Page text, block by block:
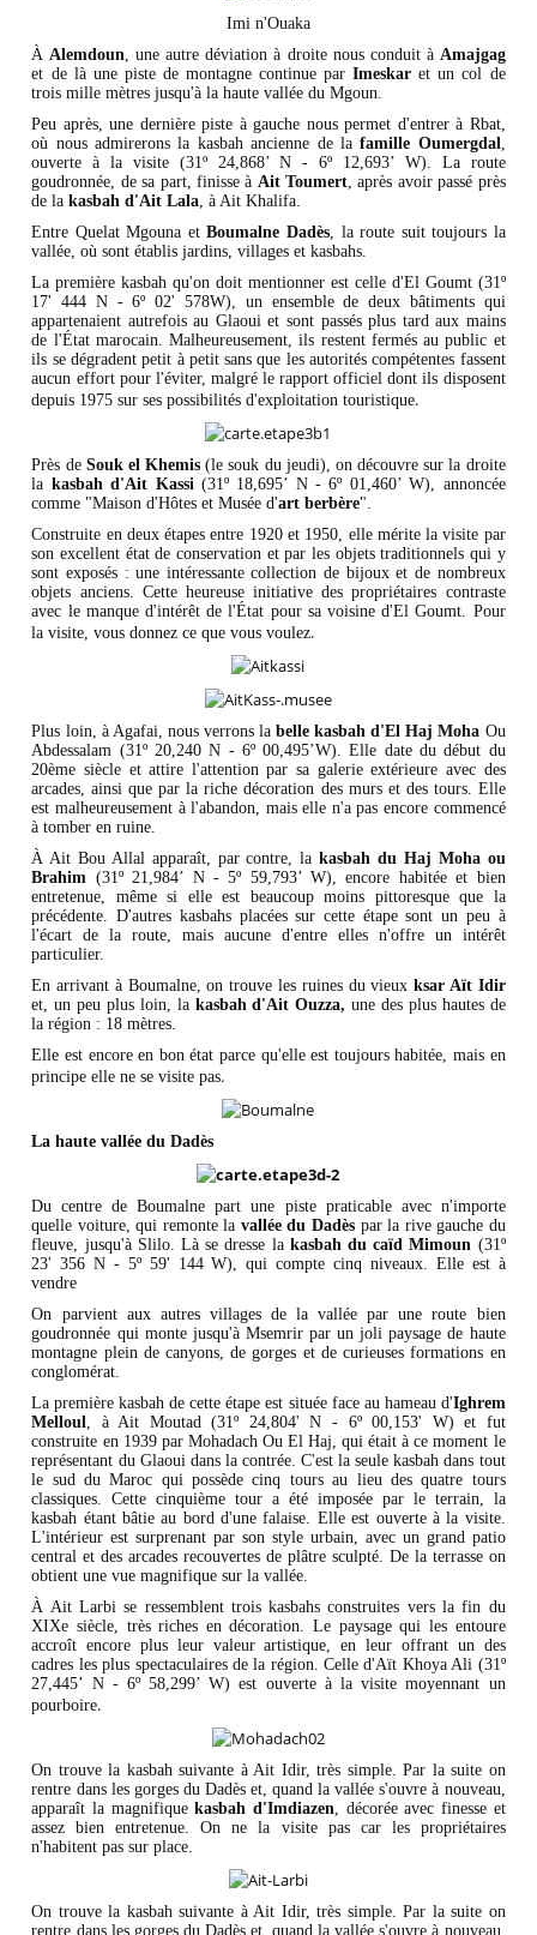
Imi n'Ouaka
ÀAlemdoun, une autre déviation à droite nous conduit à Amajgag
et de là une piste de montagne continue parImeskar et un col de
trois mille mètres jusqu'à la haute vallée du Mgoun.
Peu après, une dernière piste à gauche nous permet d'entrer à Rbat,
où nous admirerons la kasbah ancienne de lafamille Oumergdal,
ouverte à la visite (31º 24,868’ N - 6º 12,693’ W). La route
goudronnée, de sa part, finisse à Ait Toumert, après avoir passé près
de lakasbah d'Ait Lala, à Ait Khalifa.
Entre Quelat Mgouna etBoumalne Dadès, la route suit toujours la
vallée, où sont établis jardins, villages et kasbahs.
La première kasbah qu'on doit mentionner est celle d'El Goumt (31º
17' 444 N - 6º 02' 578W), un ensemble de deux bâtiments qui
appartenaient autrefois au Glaoui et sont passés plus tard aux mains
de l'État marocain. Malheureusement, ils restent fermés au public et
ils se dégradent petit à petit sans que les autorités compétentes fassent
aucun effort pour l'éviter, malgré le rapport officiel dont ils disposent
depuis 1975 sur ses possibilités d'exploitation touristique.
Près de Souk el Khemis (le souk du jeudi), on découvre sur la droite
la kasbah d'Ait Kassi (31º 18,695’ N - 6º 01,460’ W), annoncée
comme "Maison d'Hôtes et Musée d'art berbère".
Construite en deux étapes entre 1920 et 1950, elle mérite la visite par
son excellent état de conservation et par les objets traditionnels qui y
sont exposés : une intéressante collection de bijoux et de nombreux
objets anciens. Cette heureuse initiative des propriétaires contraste
avec le manque d'intérêt de l'État pour sa voisine d'El Goumt. Pour
la visite, vous donnez ce que vous voulez.
Plus loin, à Agafai, nous verrons labelle kasbah d'El Haj Moha Ou
Abdessalam (31º 20,240 N - 6º 00,495’W). Elle date du début du
20ème siècle et attire l'attention par sa galerie extérieure avec des
arcades, ainsi que par la riche décoration des murs et des tours. Elle
est malheureusement à l'abandon, mais elle n'a pas encore commencé
à tomber en ruine.
À Ait Bou Allal apparaît, par contre, lakasbah du Haj Moha ou
Brahim (31º 21,984’ N - 5º 59,793’ W), encore habitée et bien
entretenue, même si elle est beaucoup moins pittoresque que la
précédente. D'autres kasbahs placées sur cette étape sont un peu à
l'écart de la route, mais aucune d'entre elles n'offre un intérêt
particulier.
En arrivant à Boumalne, on trouve les ruines du vieuxksar Aït Idir
et, un peu plus loin, la kasbah d'Ait Ouzza, une des plus hautes de
la région : 18 mètres.
Elle est encore en bon état parce qu'elle est toujours habitée, mais en
principe elle ne se visite pas.
La haute vallée du Dadès
Du centre de Boumalne part une piste praticable avec n'importe
quelle voiture, qui remonte la vallée du Dadès par la rive gauche du
fleuve, jusqu'à Slilo. Là se dresse la kasbah du caïd Mimoun (31º
23' 356 N - 5º 59' 144 W), qui compte cinq niveaux. Elle est à
vendre
On parvient aux autres villages de la vallée par une route bien
goudronnée qui monte jusqu'à Msemrir par un joli paysage de haute
montagne plein de canyons, de gorges et de curieuses formations en
conglomérat.
La première kasbah de cette étape est située face au hameau d'Ighrem
Melloul, à Ait Moutad (31º 24,804' N - 6º 00,153' W) et fut
construite en 1939 par Mohadach Ou El Haj, qui était à ce moment le
représentant du Glaoui dans la contrée. C'est la seule kasbah dans tout
le sud du Maroc qui possède cinq tours au lieu des quatre tours
classiques. Cette cinquième tour a été imposée par le terrain, la
kasbah étant bâtie au bord d'une falaise. Elle est ouverte à la visite.
L'intérieur est surprenant par son style urbain, avec un grand patio
central et des arcades recouvertes de plâtre sculpté. De la terrasse on
obtient une vue magnifique sur la vallée.
À Ait Larbi se ressemblent trois kasbahs construites vers la fin du
XIXe siècle, très riches en décoration. Le paysage qui les entoure
accroît encore plus leur valeur artistique, en leur offrant un des
cadres les plus spectaculaires de la région. Celle d'Aït Khoya Ali (31º
27,445’ N - 6º 58,299’ W) est ouverte à la visite moyennant un
pourboire.
On trouve la kasbah suivante à Ait Idir, très simple. Par la suite on
rentre dans les gorges du Dadès et, quand la vallée s'ouvre à nouveau,
apparaît la magnifiquekasbah d'Imdiazen, décorée avec finesse et
assez bien entretenue. On ne la visite pas car les propriétaires
n'habitent pas sur place.
On trouve la kasbah suivante à Ait Idir, très simple. Par la suite on
rentre dans les gorges du Dadès et, quand la vallée s'ouvre à nouveau,